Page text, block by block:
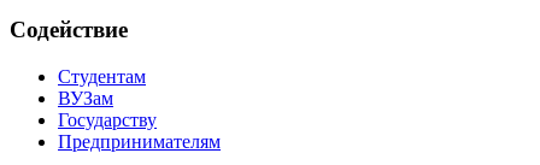
Содействие
Студентам
ВУЗам
Государству
Предпринимателям